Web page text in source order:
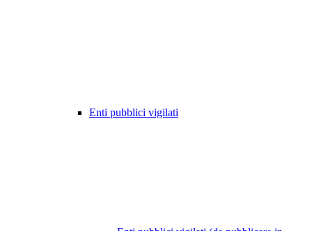
Enti pubblici vigilati